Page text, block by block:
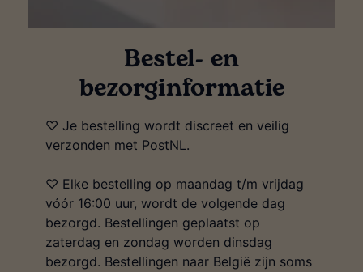
Bestel- en
bezorginformatie
♡ Je bestelling wordt discreet en veilig
verzonden met PostNL.
♡ Elke bestelling op maandag t/m vrijdag
vóór 16:00 uur, wordt de volgende dag
bezorgd. Bestellingen geplaatst op
zaterdag en zondag worden dinsdag
bezorgd. Bestellingen naar België zijn soms